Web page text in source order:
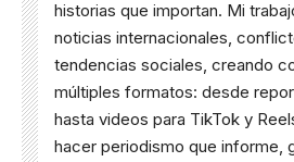
historias que importan. Mi
noticias internacionales,
tendencias sociales, creando
múltiples formatos: desde
hasta videos para TikTok y
hacer periodismo que informe,